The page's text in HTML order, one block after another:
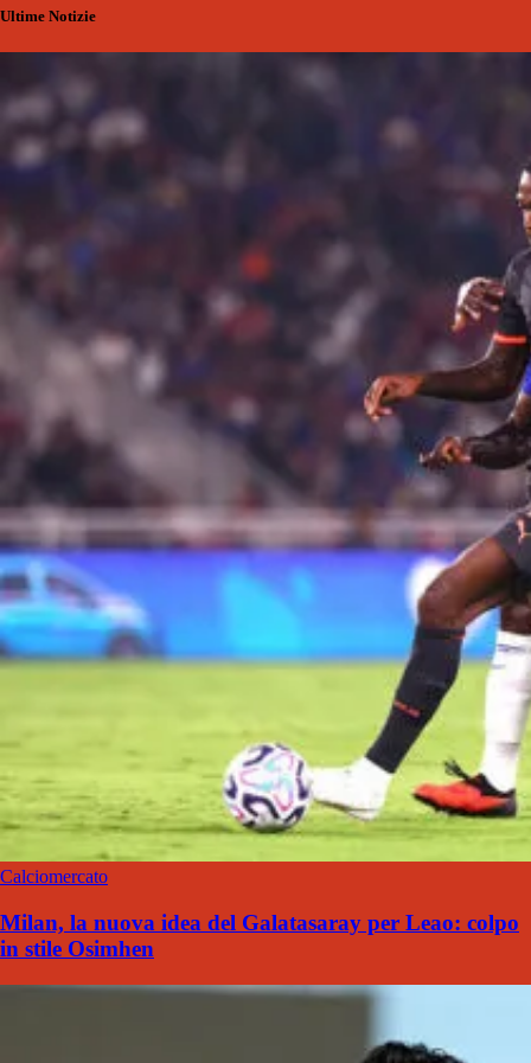
Ultime Notizie
Calciomercato
Milan, la nuova idea del Galatasaray per Leao: colpo
in stile Osimhen